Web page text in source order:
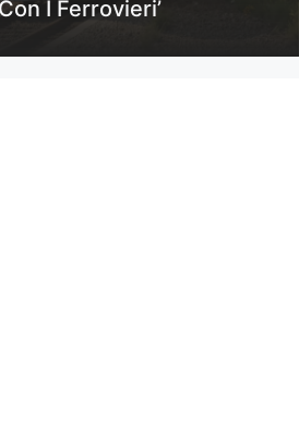
Con I Ferrovieri’